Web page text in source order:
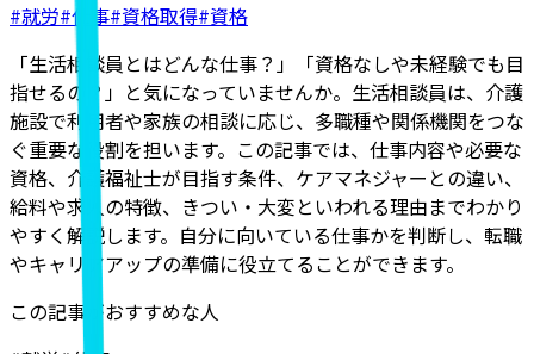
#就労#仕事#資格取得#資格
「生活相談員とはどんな仕事？」「資格なしや未経験でも目
指せるの？」と気になっていませんか。生活相談員は、介護
施設で利用者や家族の相談に応じ、多職種や関係機関をつな
ぐ重要な役割を担います。この記事では、仕事内容や必要な
資格、介護福祉士が目指す条件、ケアマネジャーとの違い、
給料や求人の特徴、きつい・大変といわれる理由までわかり
やすく解説します。自分に向いている仕事かを判断し、転職
やキャリアアップの準備に役立てることができます。
この記事がおすすめな人